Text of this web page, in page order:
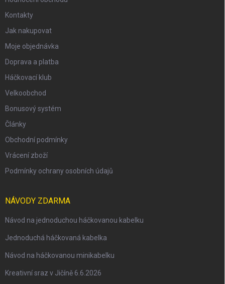
Kontakty
Jak nakupovat
Moje objednávka
Doprava a platba
Háčkovací klub
Velkoobchod
Bonusový systém
Články
Obchodní podmínky
Vrácení zboží
Podmínky ochrany osobních údajů
NÁVODY ZDARMA
Návod na jednoduchou háčkovanou kabelku
Jednoduchá háčkovaná kabelka
Návod na háčkovanou minikabelku
Kreativní sraz v Jičíně 6.6.2026